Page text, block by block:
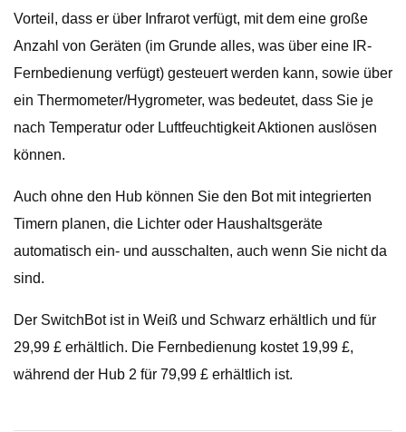
Vorteil, dass er über Infrarot verfügt, mit dem eine große
Anzahl von Geräten (im Grunde alles, was über eine IR-
Fernbedienung verfügt) gesteuert werden kann, sowie über
ein Thermometer/Hygrometer, was bedeutet, dass Sie je
nach Temperatur oder Luftfeuchtigkeit Aktionen auslösen
können.
Auch ohne den Hub können Sie den Bot mit integrierten
Timern planen, die Lichter oder Haushaltsgeräte
automatisch ein- und ausschalten, auch wenn Sie nicht da
sind.
Der SwitchBot ist in Weiß und Schwarz erhältlich und für
29,99 £ erhältlich. Die Fernbedienung kostet 19,99 £,
während der Hub 2 für 79,99 £ erhältlich ist.